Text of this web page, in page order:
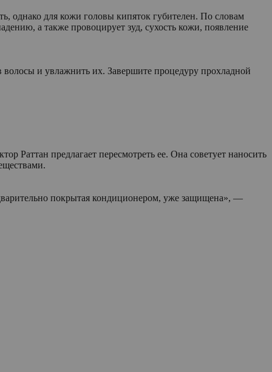
однако для кожи головы кипяток губителен. По словам
а также провоцирует зуд, сухость кожи, появление
волосы и увлажнить их. Завершите процедуру прохладной
Раттан предлагает пересмотреть ее. Она советует наносить
покрытая кондиционером, уже защищена», —